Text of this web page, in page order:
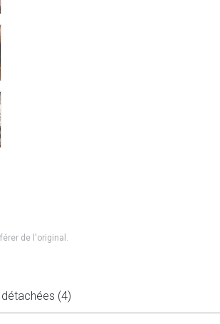
de l'original.
(4)